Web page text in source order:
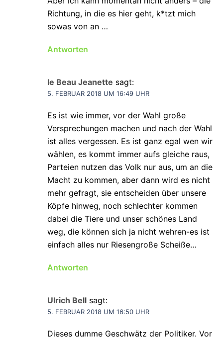
Richtung, in die es hier geht, k*tzt mich
sowas von an …
Antworten
le Beau Jeanette sagt:
5. FEBRUAR 2018 UM 16:49 UHR
Es ist wie immer, vor der Wahl große
Versprechungen machen und nach der Wahl
ist alles vergessen. Es ist ganz egal wen wir
wählen, es kommt immer aufs gleiche raus,
Parteien nutzen das Volk nur aus, um an die
Macht zu kommen, aber dann wird es nicht
mehr gefragt, sie entscheiden über unsere
Köpfe hinweg, noch schlechter kommen
dabei die Tiere und unser schönes Land
weg, die können sich ja nicht wehren-es ist
einfach alles nur Riesengroße Scheiße…
Antworten
Ulrich Bell sagt:
5. FEBRUAR 2018 UM 16:50 UHR
Dieses dumme Geschwätz der Politiker. Vor